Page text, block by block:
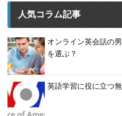
人気コラム記事
オンライン英会話の
を選ぶ？
英語学習に役に立つ